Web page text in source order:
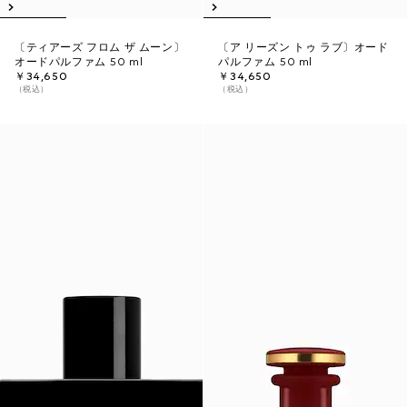
〔ティアーズ フロム ザ ムーン〕
オードパルファム 50 ml
￥34,650
（税込）
〔ア リーズン トゥ ラブ〕オード
パルファム 50 ml
￥34,650
（税込）